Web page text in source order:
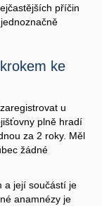
příčin
ke
u
plně hradí
za 2 roky. Měl
žádné
a její součástí je
anamnézy je